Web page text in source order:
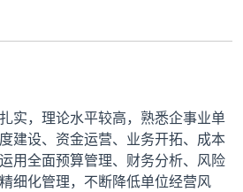
实，理论水平较高，熟悉企事业单
建设、资金运营、业务开拓、成本
用全面预算管理、财务分析、风险
细化管理，不断降低单位经营风